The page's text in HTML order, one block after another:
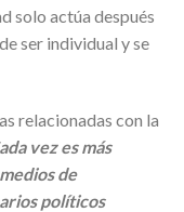
solo actúa después
ser individual y se
relacionadas con la
vez es más
de
políticos